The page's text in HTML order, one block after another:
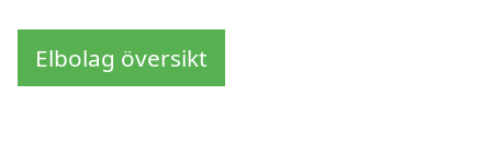
Elbolag översikt